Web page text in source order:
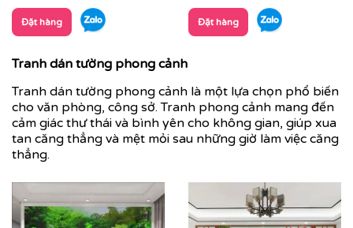
Đặt hàng Đặt hàng
Tranh dán tường phong cảnh
Tranh dán tường phong cảnh là một lựa chọn phổ biến
cho văn phòng, công sở. Tranh phong cảnh mang đến
cảm giác thư thái và bình yên cho không gian, giúp xua
tan căng thẳng và mệt mỏi sau những giờ làm việc căng
thẳng.